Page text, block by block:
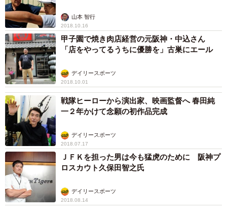
山本 智行
2018.10.16
甲子園で焼き肉店経営の元阪神・中込さん
「店をやってるうちに優勝を」古巣にエール
デイリースポーツ
2018.10.01
戦隊ヒーローから演出家、映画監督へ 春田純
一２年かけて念願の初作品完成
デイリースポーツ
2018.07.17
ＪＦＫを担った男は今も猛虎のために 阪神プ
ロスカウト久保田智之氏
デイリースポーツ
2018.08.14